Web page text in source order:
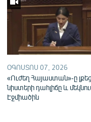
1080p
ՕԳՈՍՏՈՍ 07, 2026
«Ուժեղ Հայաստան»-ը
նիստերի դահլիճը և
Էջմիածին